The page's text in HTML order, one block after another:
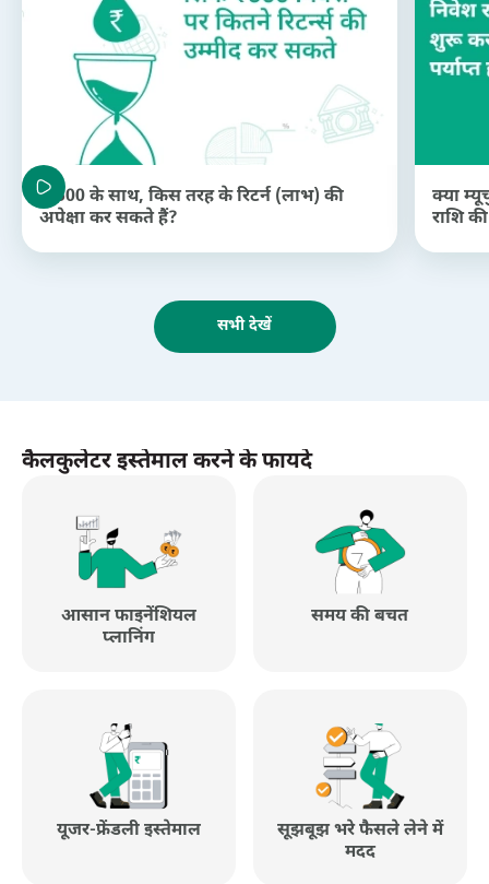
रु.500 के साथ, किस तरह के रिटर्न (लाभ) की
अपेक्षा कर सकते हैं?
क्या
राशि
सभी देखें
कैलकुलेटर इस्तेमाल करने के फायदे
आसान फाइनेंशियल
प्लानिंग
समय की बचत
यूजर-फ्रेंडली इस्तेमाल
सूझबूझ भरे फैसले लेने में
मदद